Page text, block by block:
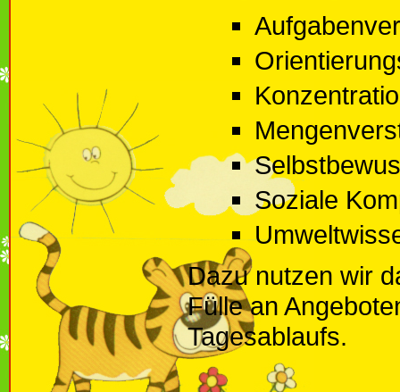
Soziale
Dazu nutzen wir
Fülle an
Tagesablaufs.